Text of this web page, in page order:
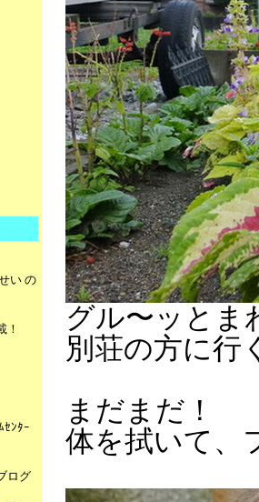
い の
！
ｾﾝﾀｰ
ログ
グル〜ッとま
別荘の方に行
まだまだ！
体を拭いて、